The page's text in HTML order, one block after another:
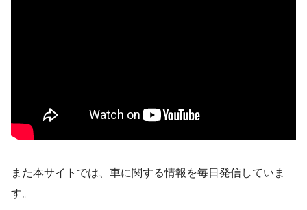
また本サイトでは、車に関する情報を毎日発信していま
す。